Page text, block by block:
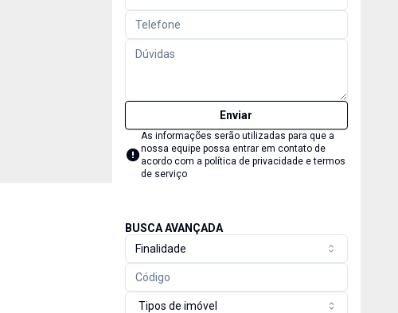
Enviar
As informações serão utilizadas para que a
nossa equipe possa entrar em contato de
acordo com a política de privacidade e termos
de serviço
BUSCA AVANÇADA
Finalidade
Tipos de imóvel